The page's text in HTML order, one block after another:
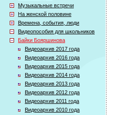
Музыкальные встречи
На женской половине
Времена, события, люди
Видеопособия для школьников
Байки Бояршинова
Видеоархив 2017 года
Видеоархив 2016 года
Видеоархив 2015 года
Видеоархив 2014 года
Видеоархив 2013 года
Видеоархив 2012 года
Видеоархив 2011 года
Видеоархив 2010 года